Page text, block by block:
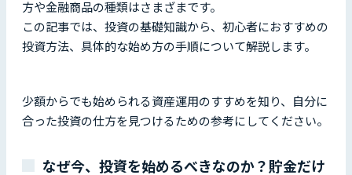
方や金融商品の種類はさまざまです。
この記事では、投資の基礎知識から、初心者におすすめの
投資方法、具体的な始め方の手順について解説します。
少額からでも始められる資産運用のすすめを知り、自分に
合った投資の仕方を見つけるための参考にしてください。
なぜ今、投資を始めるべきなのか？貯金だけ